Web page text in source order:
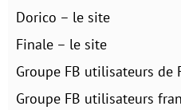
Dorico – le site
Finale – le site
Groupe FB utilisateurs de
Groupe FB utilisateurs